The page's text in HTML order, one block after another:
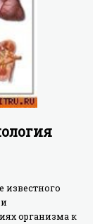
известного
организма к